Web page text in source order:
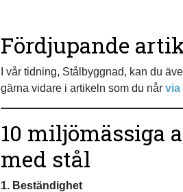
Fördjupande
I vår tidning, Stålbyggnad, kan du
gärna vidare i artikeln som du når via
10 miljömässiga
med stål
1. Beständighet